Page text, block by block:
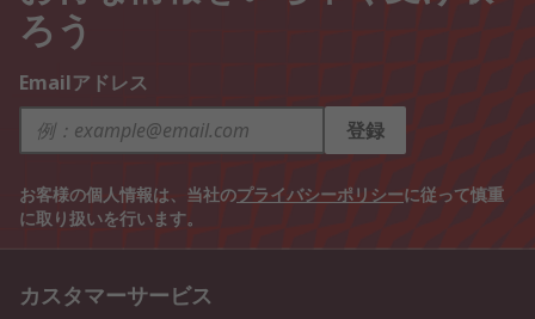
ろう
Emailアドレス
登録
お客様の個人情報は、当社のプライバシーポリシーに従って慎重
に取り扱いを行います。
カスタマーサービス